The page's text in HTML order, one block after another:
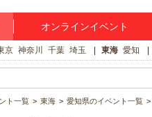
オンラインイベント
京 神奈川 千葉 埼玉 東海 愛知
ト一覧 東海 愛知県のイベント一覧